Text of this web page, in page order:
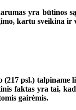
yra būtinos
kartu sveikina
(217 psl.)
faktas yra tai,
gairėmis.